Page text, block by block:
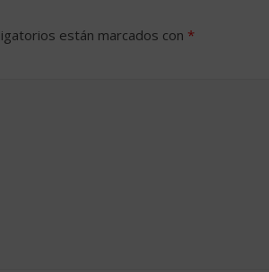
están marcados con *